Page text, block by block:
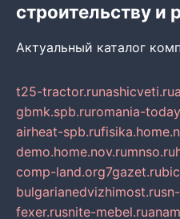
строительству и
Актуальный каталог
t25-tractor.runashicveti.ru
gbmk.spb.ruromania-
airheat-spb.ru
demo.home.nov.rumnso.ru
comp-land.org7gazet.ru
bulgarianedvizhimost.ru
fexer.rusnite-mebel.ru